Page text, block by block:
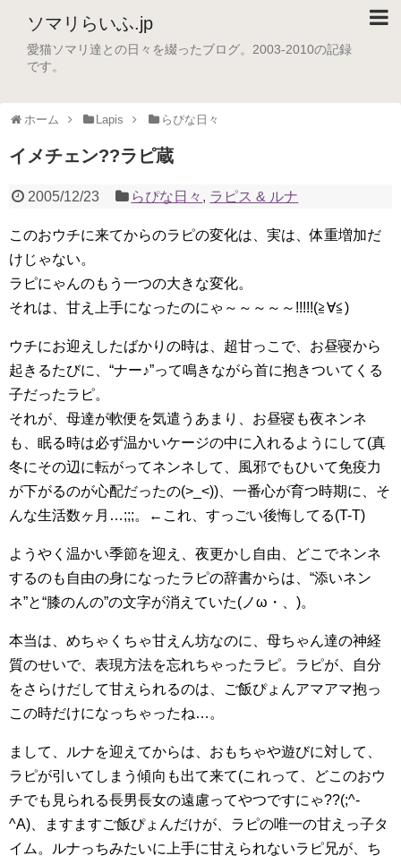
ソマリらいふ.jp
愛猫ソマリ達との日々を綴ったブログ。2003-2010の記録
です。
ホーム Lapis らぴな日々
イメチェン??ラピ蔵
2005/12/23 らぴな日々 , ラピス & ルナ
このおウチに来てからのラピの変化は、実は、体重増加だ
けじゃない。
ラピにゃんのもう一つの大きな変化。
それは、甘え上手になったのにゃ～～～～～!!!!!(≧∀≦)
ウチにお迎えしたばかりの時は、超甘っこで、お昼寝から
起きるたびに、“ナー♪”って鳴きながら首に抱きついてくる
子だったラピ。
それが、母達が軟便を気遣うあまり、お昼寝も夜ネンネ
も、眠る時は必ず温かいケージの中に入れるようにして(真
冬にその辺に転がってネンネして、風邪でもひいて免疫力
が下がるのが心配だったの(>_<))、一番心が育つ時期に、そ
んな生活数ヶ月…;;;。←これ、すっごい後悔してる(T-T)
ようやく温かい季節を迎え、夜更かし自由、どこでネンネ
するのも自由の身になったラピの辞書からは、“添いネン
ネ”と“膝のんの”の文字が消えていた(ノω・、)。
本当は、めちゃくちゃ甘えん坊なのに、母ちゃん達の神経
質のせいで、表現方法を忘れちゃったラピ。ラピが、自分
をさらけだして甘えられるのは、ご飯ぴょんアマアマ抱っ
この時だけになっちゃったね…。
まして、ルナを迎えてからは、おもちゃや遊びに対して、
ラピが引いてしまう傾向も出て来て(これって、どこのおウ
チでも見られる長男長女の遠慮ってやつですにゃ??(;^-
^A)、ますますご飯ぴょんだけが、ラピの唯一の甘えっ子タ
イム。ルナっちみたいに上手に甘えられないラピ兄が、ち